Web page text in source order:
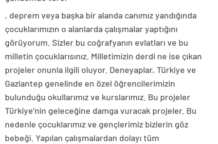
, deprem veya başka bir alanda canımız yandığında
çocuklarımızın o alanlarda çalışmalar yaptığını
görüyorum. Sizler bu coğrafyanın evlatları ve bu
milletin çocuklarısınız. Milletimizin derdi ne ise çıkan
projeler onunla ilgili oluyor. Deneyaplar, Türkiye ve
Gaziantep genelinde en özel öğrencilerimizin
bulunduğu okullarımız ve kurslarımız. Bu projeler
Türkiye’nin geleceğine damga vuracak projeler. Bu
nedenle çocuklarımız ve gençlerimiz bizlerin göz
bebeği. Yapılan çalışmalardan dolayı tüm